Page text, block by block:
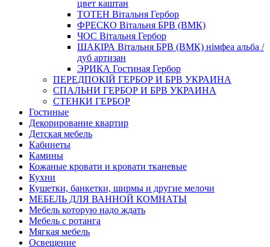
цвет каштан
ТОТЕН Вітальня Гербор
ФРЕСКО Вітальня БРВ (ВМК)
ЧОС Вітальня Гербор
ШАКІРА Вітальня БРВ (ВМК) німфеа альба /
дуб артизан
ЭРИКА Гостиная Гербор
ПЕРЕДПОКІЙ ГЕРБОР И БРВ УКРАИНА
СПАЛЬНИ ГЕРБОР И БРВ УКРАИНА
СТЕНКИ ГЕРБОР
Гостиные
Декорирование квартир
Детская мебель
Кабинеты
Камины
Кожаные кровати и кровати тканевые
Кухни
Кушетки, банкетки, ширмы и другие мелочи
МЕБЕЛЬ ДЛЯ ВАННОЙ КОМНАТЫ
Мебель которую надо ждать
Мебель с ротанга
Мягкая мебель
Освещение